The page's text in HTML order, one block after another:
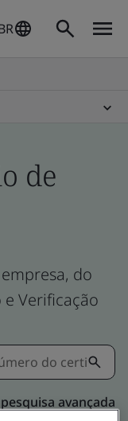
de
do
Verificação
avançada